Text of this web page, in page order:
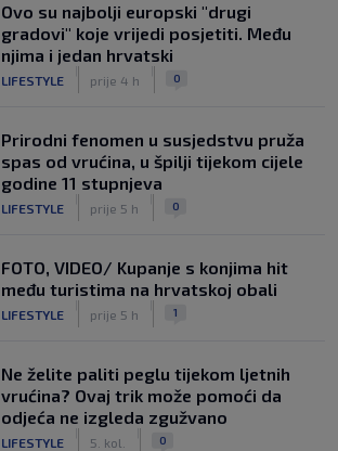
Ovo su najbolji europski "drugi
gradovi" koje vrijedi posjetiti. Među
njima i jedan hrvatski
LIFESTYLE prije 4 h 0
Prirodni fenomen u susjedstvu pruža
spas od vrućina, u špilji tijekom cijele
godine 11 stupnjeva
LIFESTYLE prije 5 h 0
FOTO, VIDEO/ Kupanje s konjima hit
među turistima na hrvatskoj obali
LIFESTYLE prije 5 h 1
Ne želite paliti peglu tijekom ljetnih
vrućina? Ovaj trik može pomoći da
odjeća ne izgleda zgužvano
LIFESTYLE 5. kol. 0